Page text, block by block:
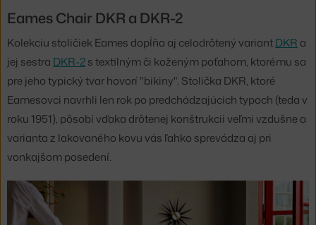
Eames Chair DKR a DKR-2
Kolekciu stoličiek Eames dopĺňa aj celodrôtený variantDKR a
jej sestra DKR-2s textilným či koženým poťahom, ktorému sa
pre jeho typický tvar hovorí "bikiny". Stolička DKR, ktoré
Eamesovci navrhli len rok po predchádzajúcich typoch (teda v
roku 1951), pôsobí vďaka drôtenej konštrukcii veľmi vzdušne a
varianta z lakovaného kovu vás ľahko sprevádza aj pri
vonkajšom posedení.